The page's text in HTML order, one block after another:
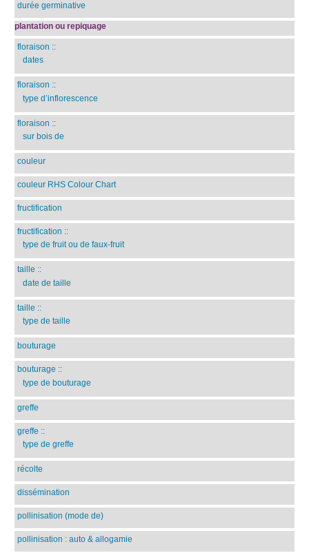
durée germinative
plantation ou repiquage
floraison ::
dates
floraison ::
type d’inflorescence
floraison ::
sur bois de
couleur
couleur RHS Colour Chart
fructification
fructification ::
type de fruit ou de faux-fruit
taille ::
date de taille
taille ::
type de taille
bouturage
bouturage ::
type de bouturage
greffe
greffe ::
type de greffe
récolte
dissémination
pollinisation (mode de)
pollinisation : auto & allogamie